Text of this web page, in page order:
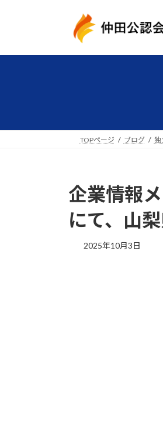
プ
動
TOPページ ブログ 独
企業情報
にて、山
2025年10月3日